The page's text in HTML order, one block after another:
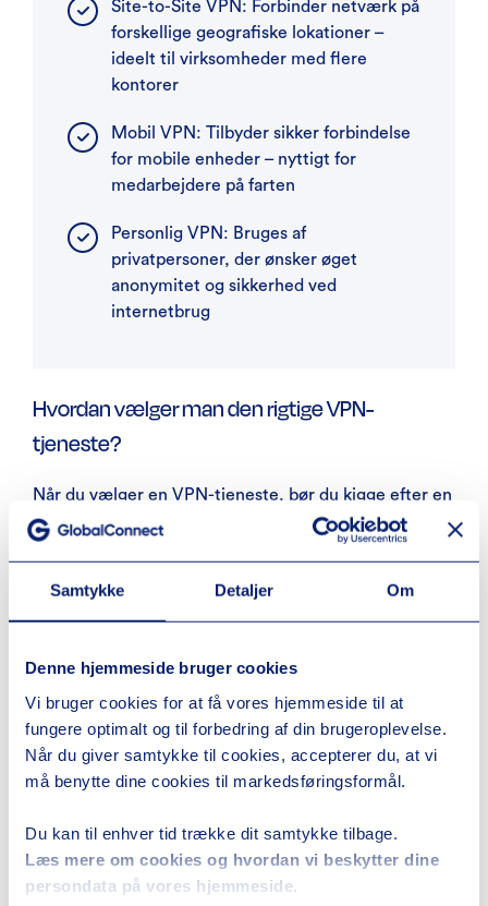
Samtykke Detaljer Om
Denne hjemmeside bruger cookies
Vi bruger cookies for at få vores hjemmeside til at
fungere optimalt og til forbedring af din brugeroplevelse.
Når du giver samtykke til cookies, accepterer du, at vi
må benytte dine cookies til markedsføringsformål.
Du kan til enhver tid trække dit samtykke tilbage.
Læs mere om cookies og hvordan vi beskytter dine
persondata på vores hjemmeside.
Site-to-Site VPN: Forbinder netværk på
forskellige geografiske lokationer –
ideelt til virksomheder med flere
kontorer
Mobil VPN: Tilbyder sikker forbindelse
for mobile enheder – nyttigt for
medarbejdere på farten
Personlig VPN: Bruges af
privatpersoner, der ønsker øget
anonymitet og sikkerhed ved
internetbrug
Hvordan vælger man den rigtige VPN-
tjeneste?
Når du vælger en VPN-tjeneste, bør du kigge efter en
løsning, der kombinerer høj sikkerhed og
brugervenlighed:
Kryptering på højt niveau – fx AES-256
Pålidelige sikkerhedsprotokoller
Minimal påvirkning af internethastighed
Nem opsætning og brugervenlige apps